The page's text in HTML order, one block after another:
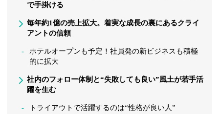
で手掛ける
毎年約1億の売上拡大。着実な成長の裏にあるクライ
アントの信頼
ホテルオープンも予定！社員発の新ビジネスも積極
的に拡大
社内のフォロー体制と“失敗しても良い”風土が若手活
躍を生む
トライアウトで活躍するのは“性格が良い人”